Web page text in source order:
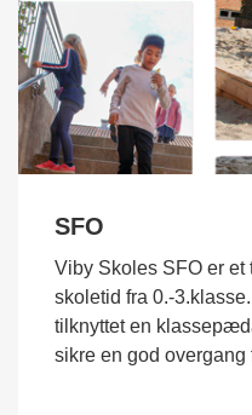
SFO
Viby Skoles SFO er et
skoletid fra 0.-
tilknyttet en
sikre en god overgang